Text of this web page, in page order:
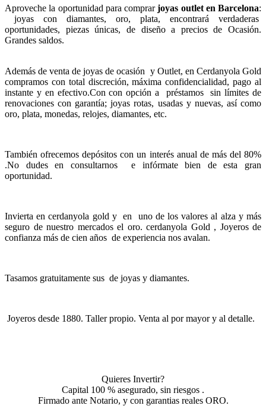
Aproveche la oportunidad para comprarjoyas outlet en Barcelona:
joyas con diamantes, oro, plata, encontrará verdaderas
oportunidades, piezas únicas, de diseño a precios de Ocasión.
Grandes saldos.
Además de venta de joyas de ocasión y Outlet, en Cerdanyola Gold
compramos con total discreción, máxima confidencialidad, pago al
instante y en efectivo.Con con opción a préstamos sin límites de
renovaciones con garantía; joyas rotas, usadas y nuevas, así como
oro, plata, monedas, relojes, diamantes, etc.
También ofrecemos depósitos con un interés anual de más del 80%
.No dudes en consultarnos e infórmate bien de esta gran
oportunidad.
Invierta en cerdanyola gold y en uno de los valores al alza y más
seguro de nuestro mercados el oro. cerdanyola Gold , Joyeros de
confianza más de cien años de experiencia nos avalan.
Tasamos gratuitamente sus de joyas y diamantes.
Joyeros desde 1880. Taller propio. Venta al por mayor y al detalle.
Quieres Invertir?
Capital 100 % asegurado, sin riesgos .
Firmado ante Notario, y con garantias reales ORO.